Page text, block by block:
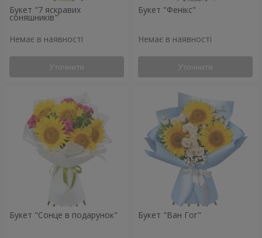
Букет "7 яскравих
соняшників"
Немає в наявності
Уточнити
Букет "Фенікс"
Немає в наявності
Уточнити
Букет "Сонце в подарунок" Букет "Ван Гог"